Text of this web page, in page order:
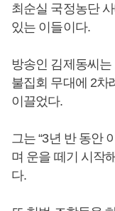
최순실 국정농단
있는 이들이다.
방송인 김제동씨
불집회 무대에 2차
이끌었다.
그는 “3년 반 동안
며 운을 떼기 시작
다.